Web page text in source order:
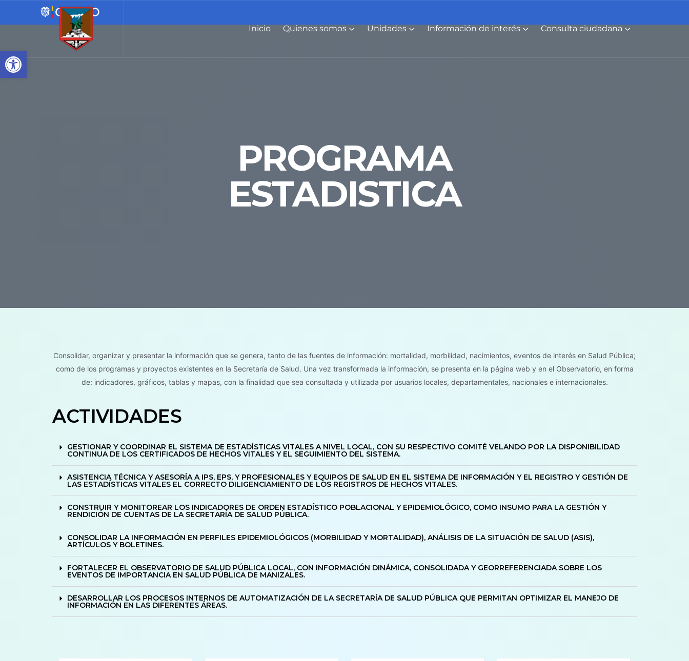
Abrir barra de herramientas
Inicio Quienes somos Unidades Información de interés Consulta ciudadana
PROGRAMA
ESTADISTICA
Consolidar, organizar y presentar la información que se genera, tanto de las fuentes de información: mortalidad, morbilidad, nacimientos, eventos de interés en Salud Pública;
como de los programas y proyectos existentes en la Secretaría de Salud. Una vez transformada la información, se presenta en la página web y en el Observatorio, en forma
de: indicadores, gráficos, tablas y mapas, con la finalidad que sea consultada y utilizada por usuarios locales, departamentales, nacionales e internacionales.
ACTIVIDADES
GESTIONAR Y COORDINAR EL SISTEMA DE ESTADÍSTICAS VITALES A NIVEL LOCAL, CON SU RESPECTIVO COMITÉ VELANDO POR LA DISPONIBILIDAD
CONTINUA DE LOS CERTIFICADOS DE HECHOS VITALES Y EL SEGUIMIENTO DEL SISTEMA.
ASISTENCIA TÉCNICA Y ASESORÍA A IPS, EPS, Y PROFESIONALES Y EQUIPOS DE SALUD EN EL SISTEMA DE INFORMACIÓN Y EL REGISTRO Y GESTIÓN DE
LAS ESTADÍSTICAS VITALES EL CORRECTO DILIGENCIAMIENTO DE LOS REGISTROS DE HECHOS VITALES.
CONSTRUIR Y MONITOREAR LOS INDICADORES DE ORDEN ESTADÍSTICO POBLACIONAL Y EPIDEMIOLÓGICO, COMO INSUMO PARA LA GESTIÓN Y
RENDICIÓN DE CUENTAS DE LA SECRETARÍA DE SALUD PÚBLICA.
CONSOLIDAR LA INFORMACIÓN EN PERFILES EPIDEMIOLÓGICOS (MORBILIDAD Y MORTALIDAD), ANÁLISIS DE LA SITUACIÓN DE SALUD (ASIS),
ARTÍCULOS Y BOLETINES.
FORTALECER EL OBSERVATORIO DE SALUD PÚBLICA LOCAL, CON INFORMACIÓN DINÁMICA, CONSOLIDADA Y GEORREFERENCIADA SOBRE LOS
EVENTOS DE IMPORTANCIA EN SALUD PÚBLICA DE MANIZALES.
DESARROLLAR LOS PROCESOS INTERNOS DE AUTOMATIZACIÓN DE LA SECRETARÍA DE SALUD PÚBLICA QUE PERMITAN OPTIMIZAR EL MANEJO DE
INFORMACIÓN EN LAS DIFERENTES ÁREAS.